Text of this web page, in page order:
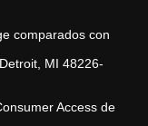
comparados con
MI 48226-
Access de